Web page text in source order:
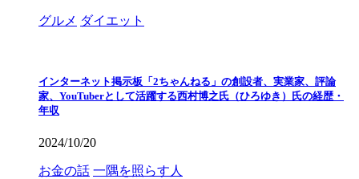
グルメ ダイエット
インターネット掲示板「2ちゃんねる」の創設者、実業家、評論
家、YouTuberとして活躍する西村博之氏（ひろゆき）氏の経歴・
年収
2024/10/20
お金の話 一隅を照らす人